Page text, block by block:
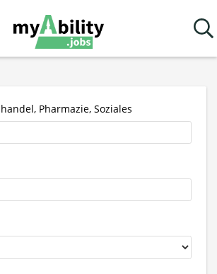
Pharmazie, Soziales